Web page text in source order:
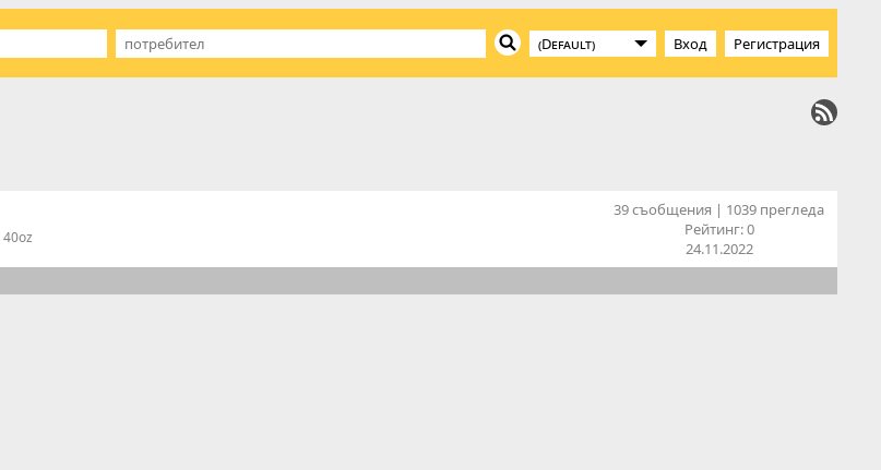
Вход Регистрация
40oz
39 съобщения | 1039 прегледа
Рейтинг:0
24.11.2022